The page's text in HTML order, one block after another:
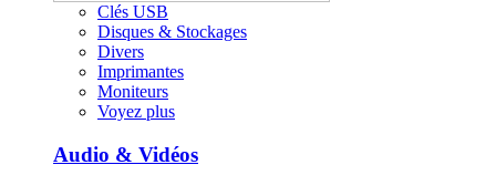
Clés USB
Disques & Stockages
Divers
Imprimantes
Moniteurs
Voyez plus
Audio & Vidéos